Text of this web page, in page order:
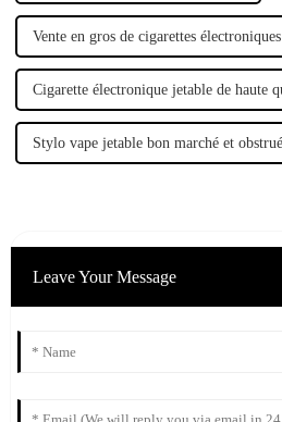
Vente en gros de cigarettes
Cigarette électronique jetable de haute
Stylo vape jetable bon marché et obstrué
Leave Your Message